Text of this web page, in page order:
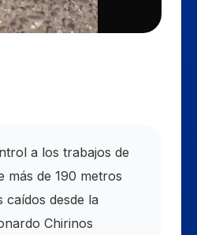
a los trabajos de
más de 190 metros
caídos desde la
Chirinos